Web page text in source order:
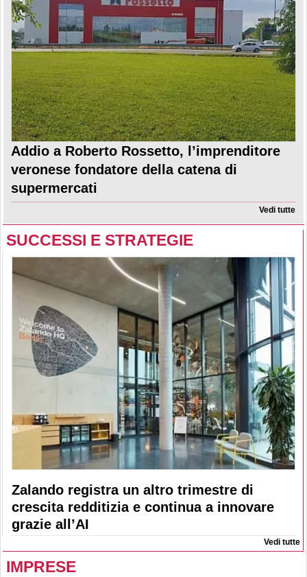
Addio a Roberto Rossetto, l’imprenditore
veronese fondatore della catena di
supermercati
Vedi tutte
SUCCESSI E STRATEGIE
Zalando registra un altro trimestre di
crescita redditizia e continua a innovare
grazie all’AI
Vedi tutte
IMPRESE